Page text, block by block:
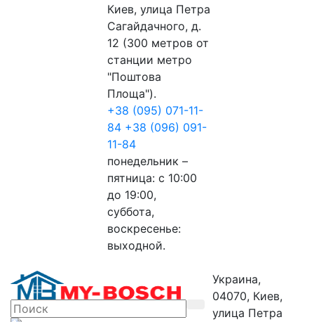
Киев, улица Петра
Сагайдачного, д.
12 (300 метров от
станции метро
"Поштова
Площа").
+38 (095) 071-11-
84 +38 (096) 091-
11-84
понедельник –
пятница: с 10:00
до 19:00,
суббота,
воскресенье:
выходной.
Украина,
04070, Киев,
улица Петра